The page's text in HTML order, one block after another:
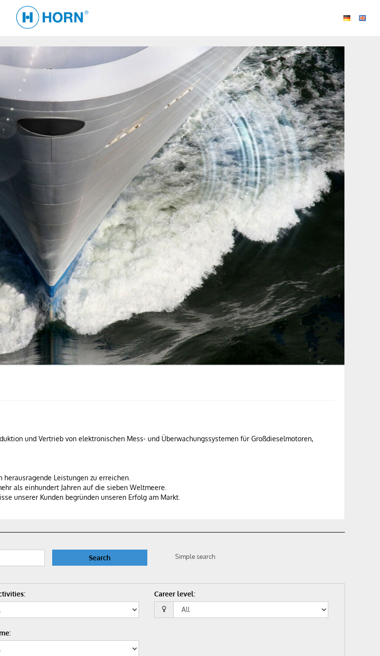
und Vertrieb von elektronischen Mess- und Überwachungssystemen für Großdieselmotoren,
Leistungen zu erreichen.
als einhundert Jahren auf die sieben Weltmeere.
unserer Kunden begründen unseren Erfolg am Markt.
Search Simple search
: Career level:
: